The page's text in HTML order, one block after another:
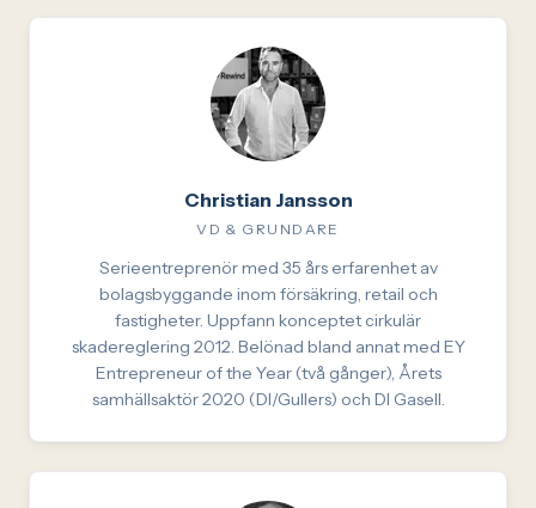
Christian Jansson
VD & GRUNDARE
Serieentreprenör med 35 års erfarenhet av
bolagsbyggande inom försäkring, retail och
fastigheter. Uppfann konceptet cirkulär
skadereglering 2012. Belönad bland annat med EY
Entrepreneur of the Year (två gånger), Årets
samhällsaktör 2020 (DI/Gullers) och DI Gasell.